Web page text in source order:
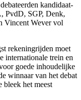
kandidaat-
PvdD, SGP, Denk,
Vincent Wever vol
rekeningrijden moet
internationale trein en
goede inhoudelijke
winnaar van het debat
bleek het meest